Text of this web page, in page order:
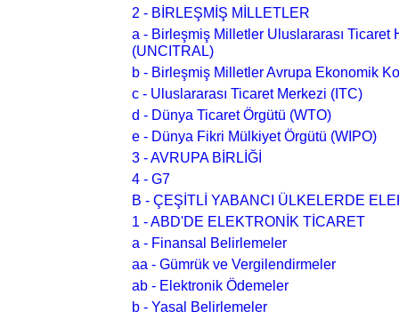
2 - BİRLEŞMİŞ MİLLETLER
a - Birleşmiş Milletler Uluslararası Ticaret
(UNCITRAL)
b - Birleşmiş Milletler Avrupa Ekonomik
c - Uluslararası Ticaret Merkezi (ITC)
d - Dünya Ticaret Örgütü (WTO)
e - Dünya Fikri Mülkiyet Örgütü (WIPO)
3 - AVRUPA BİRLİĞİ
4 - G7
B - ÇEŞİTLİ YABANCI ÜLKELERDE
1 - ABD'DE ELEKTRONİK TİCARET
a - Finansal Belirlemeler
aa - Gümrük ve Vergilendirmeler
ab - Elektronik Ödemeler
b - Yasal Belirlemeler